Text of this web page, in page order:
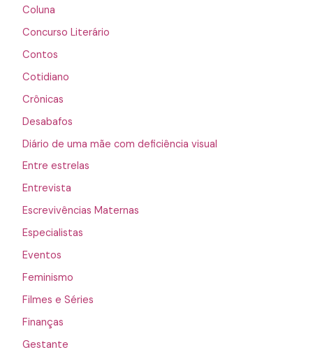
Coluna
Concurso Literário
Contos
Cotidiano
Crônicas
Desabafos
Diário de uma mãe com deficiência visual
Entre estrelas
Entrevista
Escrevivências Maternas
Especialistas
Eventos
Feminismo
Filmes e Séries
Finanças
Gestante